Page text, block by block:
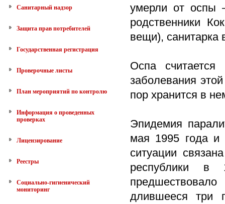
Санитарный надзор
Защита прав потребителей
Государственная регистрация
Проверочные листы
План мероприятий по контролю
Информация о проведенных
проверках
Лицензирование
Реестры
Социально-гигиенический
мониторинг
умерли от оспы
родственники
вещи), санитарка
Оспа
заболевания
пор хранится в
Эпидемия
мая 1995 года и
ситуации
республики в
длившееся три